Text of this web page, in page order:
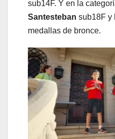
sub14F. Y en la
Santesteban sub18F y
medallas de bronce.